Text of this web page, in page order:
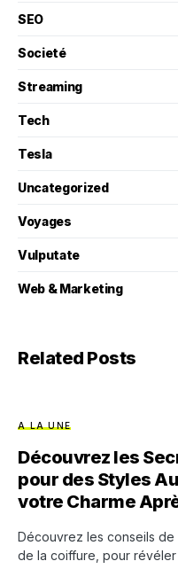
SEO
Societé
Streaming
Tech
Tesla
Uncategorized
Voyages
Vulputate
Web & Marketing
Related Posts
A LA UNE
Découvrez les
pour des Styles
votre Charme
Découvrez les conseils
de la coiffure, pour